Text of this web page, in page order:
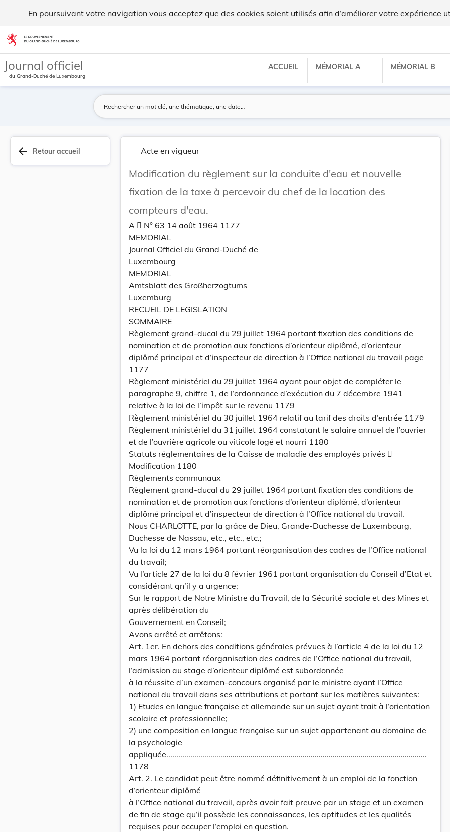
En poursuivant votre navigation vous acceptez que des cookies soient utilisés afin d’améliorer votre expérience
Aller au contenu
Journal officiel
du Grand-Duché de Luxembourg
ACCUEIL MÉMORIAL A MÉMORIAL B
arrow_back Retour accueil Acte en vigueur
Modification du règlement sur la conduite d'eau et nouvelle
fixation de la taxe à percevoir du chef de la location des
compteurs d'eau.
A  N° 63 14 août 1964 1177
MEMORIAL
Journal Officiel du Grand-Duché de
Luxembourg
MEMORIAL
Amtsblatt des Großherzogtums
Luxemburg
RECUEIL DE LEGISLATION
SOMMAIRE
Règlement grand-ducal du 29 juillet 1964 portant fixation des conditions de
nomination et de promotion aux fonctions d’orienteur diplômé, d’orienteur
diplômé principal et d’inspecteur de direction à l’Office national du travail page
1177
Règlement ministériel du 29 juillet 1964 ayant pour objet de compléter le
paragraphe 9, chiffre 1, de l’ordonnance d’exécution du 7 décembre 1941
relative à la loi de l’impôt sur le revenu 1179
Règlement ministériel du 30 juillet 1964 relatif au tarif des droits d’entrée 1179
Règlement ministériel du 31 juillet 1964 constatant le salaire annuel de l’ouvrier
et de l’ouvrière agricole ou viticole logé et nourri 1180
Statuts réglementaires de la Caisse de maladie des employés privés 
Modification 1180
Règlements communaux
Règlement grand-ducal du 29 juillet 1964 portant fixation des conditions de
nomination et de promotion aux fonctions d’orienteur diplômé, d’orienteur
diplômé principal et d’inspecteur de direction à l’Office national du travail.
Nous CHARLOTTE, par la grâce de Dieu, Grande-Duchesse de Luxembourg,
Duchesse de Nassau, etc., etc., etc.;
Vu la loi du 12 mars 1964 portant réorganisation des cadres de l’Office national
du travail;
Vu l’article 27 de la loi du 8 février 1961 portant organisation du Conseil d’Etat et
considérant qn’il y a urgence;
Sur le rapport de Notre Ministre du Travail, de la Sécurité sociale et des Mines et
après délibération du
Gouvernement en Conseil;
Avons arrêté et arrêtons:
Art. 1er. En dehors des conditions générales prévues à l’article 4 de la loi du 12
mars 1964 portant réorganisation des cadres de l’Office national du travail,
l’admission au stage d’orienteur diplômé est subordonnée
à la réussite d’un examen-concours organisé par le ministre ayant l’Office
national du travail dans ses attributions et portant sur les matières suivantes:
1) Etudes en langue française et allemande sur un sujet ayant trait à l’orientation
scolaire et professionnelle;
2) une composition en langue française sur un sujet appartenant au domaine de
la psychologie
appliquée..................................................................................................................................
1178
Art. 2. Le candidat peut être nommé définitivement à un emploi de la fonction
d’orienteur diplômé
à l’Office national du travail, après avoir fait preuve par un stage et un examen
de fin de stage qu’il possède les connaissances, les aptitudes et les qualités
requises pour occuper l’emploi en question.